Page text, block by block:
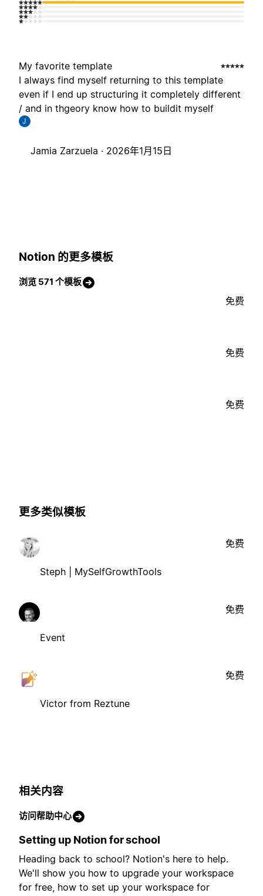
My favorite template
I always find myself returning to this template
even if I end up structuring it completely different
/ and in thgeory know how to buildit myself
J
Jamia Zarzuela · 2026年1月15日
Notion 的更多模板
浏览 571 个模板
免费
免费
免费
更多类似模板
Steph | MySelfGrowthTools
免费
Event
免费
Victor from Reztune
免费
相关内容
访问帮助中心
Setting up Notion for school
Heading back to school? Notion's here to help.
We'll show you how to upgrade your workspace
for free, how to set up your workspace for